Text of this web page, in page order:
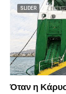
SLIDER
Όταν η